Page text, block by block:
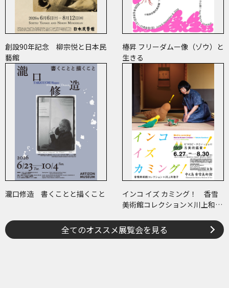
創設90年記念 柳宗悦と日本民
藝館
椿昇 フリーダムー像（ゾウ）と
生きる
瀧口修造 書くことと描くこと
インコ イズ カミング！ 香雪
美術館コレクション×川上和歌
に古美術鑑賞～
全てのオススメ展覧会を見る